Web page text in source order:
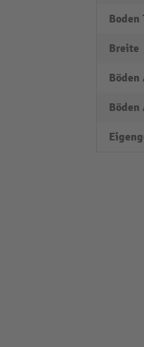
Boden
Breite
Böden